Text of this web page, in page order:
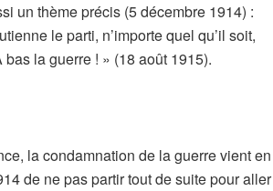
un thème précis (5 décembre 1914) :
le parti, n’importe quel qu’il soit,
la guerre ! » (18 août 1915).
la condamnation de la guerre vient en
de ne pas partir tout de suite pour aller